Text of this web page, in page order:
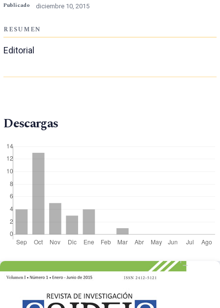
Publicado diciembre 10, 2015
RESUMEN
Editorial
Descargas